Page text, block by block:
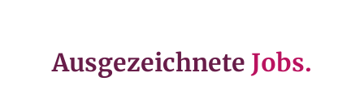
Ausgezeichnete Jobs.